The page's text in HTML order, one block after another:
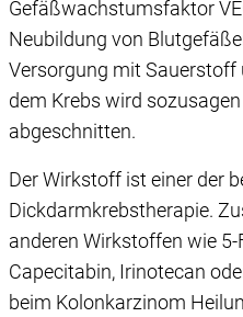
Gefäßwachstumsfaktor
Neubildung von
Versorgung mit
dem Krebs wird
abgeschnitten.
Der Wirkstoff ist einer der
Dickdarmkrebstherapie.
anderen Wirkstoffen wie
Capecitabin, Irinotecan
beim Kolonkarzinom